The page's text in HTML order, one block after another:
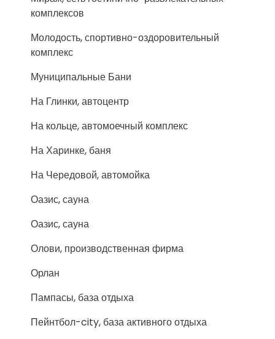
комплексов
Молодость, спортивно-оздоровительный
комплекс
Муниципальные Бани
На Глинки, автоцентр
На кольце, автомоечный комплекс
На Харинке, баня
На Чередовой, автомойка
Оазис, сауна
Оазис, сауна
Олови, производственная фирма
Орлан
Пампасы, база отдыха
Пейнтбол-city, база активного отдыха